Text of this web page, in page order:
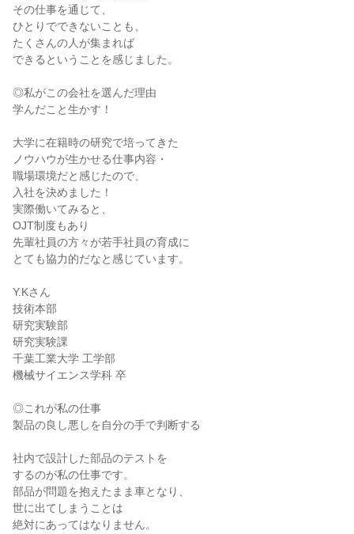
その仕事を通じて、
ひとりでできないことも、
たくさんの人が集まれば
できるということを感じました。
◎私がこの会社を選んだ理由
学んだこと生かす！
大学に在籍時の研究で培ってきた
ノウハウが生かせる仕事内容・
職場環境だと感じたので、
入社を決めました！
実際働いてみると、
OJT制度もあり
先輩社員の方々が若手社員の育成に
とても協力的だなと感じています。
Y.Kさん
技術本部
研究実験部
研究実験課
千葉工業大学 工学部
機械サイエンス学科 卒
◎これが私の仕事
製品の良し悪しを自分の手で判断する
社内で設計した部品のテストを
するのが私の仕事です。
部品が問題を抱えたまま車となり、
世に出てしまうことは
絶対にあってはなりません。